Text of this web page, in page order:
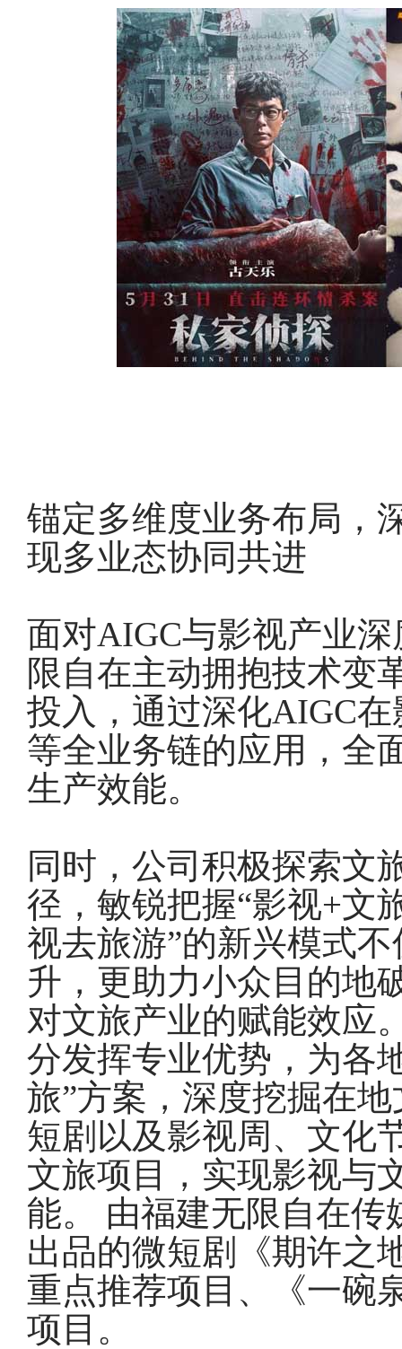
锚定多维度业务布局，
现多业态协同共进
面对AIGC与影视产业
限自在主动拥抱技术变
投入，通过深化AIGC
等全业务链的应用，全
生产效能。
同时，公司积极探索文
径，敏锐把握“影视+
视去旅游”的新兴模式
升，更助力小众目的地
对文旅产业的赋能效应
分发挥专业优势，为各
旅”方案，深度挖掘在
短剧以及影视周、文化
文旅项目，实现影视与
能。 由福建无限自在
出品的微短剧《期许之
重点推荐项目、《一碗
项目。